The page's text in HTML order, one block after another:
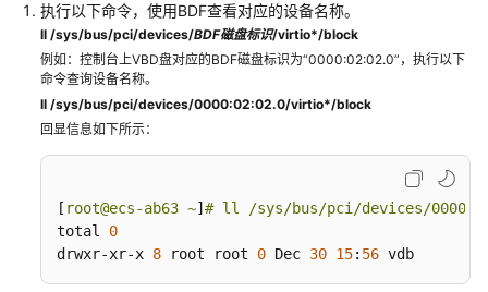
件
安
装
询
上
传/
数
据
执行以下命令，使用BDF查看对应的设备名称。
ll /sys/bus/pci/devices/BDF磁盘标识/virtio*/block
例如：控制台上VBD盘对应的BDF磁盘标识为“0000:02:02.0”，执行以下
命令查询设备名称。
ll /sys/bus/pci/devices/0000:02:02.0/virtio*/block
回显信息如下所示：
[ root@ecs-ab63 ~] # ll /sys/bus/pci/devices/
total 0
drwxr-xr-x 8 root root 0 Dec 30 15: 56 vdb